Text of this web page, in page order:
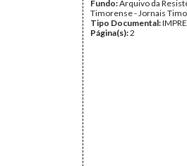
Fundo:Arquivo da
Timorense - Jornais
Tipo Documental:
Página(s):2